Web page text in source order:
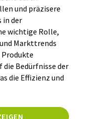
und präzisere
in der
wichtige Rolle,
Markttrends
Produkte
die Bedürfnisse der
die Effizienz und